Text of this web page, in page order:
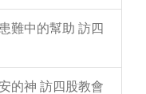
難中的幫助 訪四
的神 訪四股教會